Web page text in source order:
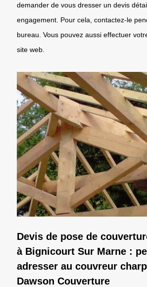
demander de vous dresser un devis
engagement. Pour cela, contactez-le
bureau. Vous pouvez aussi effectuer
site web.
Devis de pose de
à Bignicourt Sur Marne :
adresser au couvreur
Dawson Couverture